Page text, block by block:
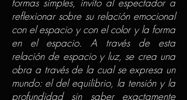
reflexionar sobre su relación emocional
con el espacio y con el color y la forma
en el espacio. A través de esta
relación de espacio y luz, se crea una
obra a través de la cual se expresa un
mundo: el del equilibrio, la tensión y la
profundidad sin saber exactamente